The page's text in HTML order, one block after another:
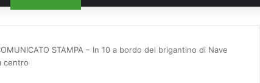
STAMPA – In 10 a bordo del brigantino di Nave
centro